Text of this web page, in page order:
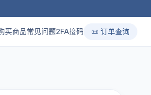
买商品常见问题2FA接码 📜 订单查询